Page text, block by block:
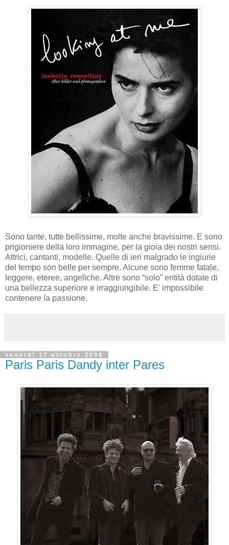
Sono tante, tutte bellissime, molte anche bravissime. E sono
prigioniere della loro immagine, per la gioia dei nostri sensi.
Attrici, cantanti, modelle. Quelle di ieri malgrado le ingiurie
del tempo son belle per sempre. Alcune sono femme fatale,
leggere, eteree, angeliche. Altre sono “solo” entità dotate di
una bellezza superiore e irraggiungibile. E' impossibile
contenere la passione.
venerdì 17 ottobre 2008
Paris Paris Dandy inter Pares